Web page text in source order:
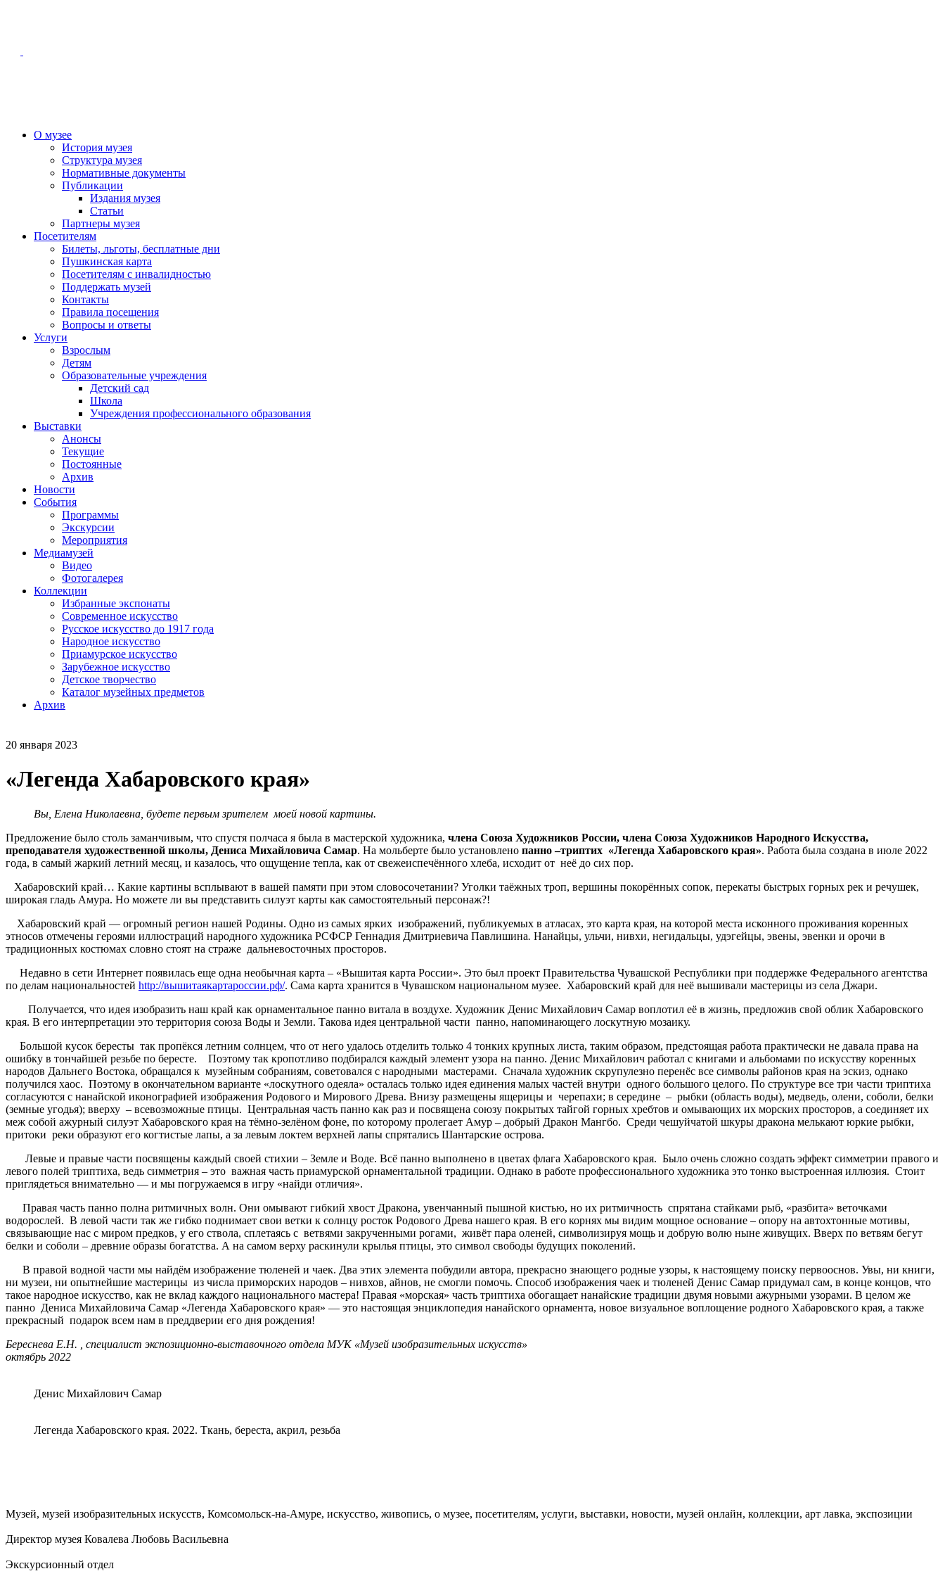
О музее
История музея
Структура музея
Нормативные документы
Публикации
Издания музея
Статьи
Партнеры музея
Посетителям
Билеты, льготы, бесплатные дни
Пушкинская карта
Посетителям с инвалидностью
Поддержать музей
Контакты
Правила посещения
Вопросы и ответы
Услуги
Взрослым
Детям
Образовательные учреждения
Детский сад
Школа
Учреждения профессионального образования
Выставки
Анонсы
Текущие
Постоянные
Архив
Новости
События
Программы
Экскурсии
Мероприятия
Медиамузей
Видео
Фотогалерея
Коллекции
Избранные экспонаты
Современное искусство
Русское искусство до 1917 года
Народное искусство
Приамурское искусство
Зарубежное искусство
Детское творчество
Каталог музейных предметов
Архив
20 января 2023
«Легенда Хабаровского края»
Вы, Елена Николаевна, будете первым зрителем моей новой картины.
Предложение было столь заманчивым, что спустя полчаса я была в мастерской художника, члена Союза Художников России, члена Союза Художников Народного Искусства,
преподавателя художественной школы, Дениса Михайловича Самар. На мольберте было установлено панно –триптих «Легенда Хабаровского края». Работа была создана в июле 2022
года, в самый жаркий летний месяц, и казалось, что ощущение тепла, как от свежеиспечённого хлеба, исходит от неё до сих пор.
Хабаровский край… Какие картины всплывают в вашей памяти при этом словосочетании? Уголки таёжных троп, вершины покорённых сопок, перекаты быстрых горных рек и речушек,
широкая гладь Амура. Но можете ли вы представить силуэт карты как самостоятельный персонаж?!
Хабаровский край — огромный регион нашей Родины. Одно из самых ярких изображений, публикуемых в атласах, это карта края, на которой места исконного проживания коренных
этносов отмечены героями иллюстраций народного художника РСФСР Геннадия Дмитриевича Павлишина. Нанайцы, ульчи, нивхи, негидальцы, удэгейцы, эвены, эвенки и орочи в
традиционных костюмах словно стоят на страже дальневосточных просторов.
Недавно в сети Интернет появилась еще одна необычная карта – «Вышитая карта России». Это был проект Правительства Чувашской Республики при поддержке Федерального агентства
по делам национальностей http://вышитаякартароссии.рф/. Сама карта хранится в Чувашском национальном музее. Хабаровский край для неё вышивали мастерицы из села Джари.
Получается, что идея изобразить наш край как орнаментальное панно витала в воздухе. Художник Денис Михайлович Самар воплотил её в жизнь, предложив свой облик Хабаровского
края. В его интерпретации это территория союза Воды и Земли. Такова идея центральной части панно, напоминающего лоскутную мозаику.
Большой кусок бересты так пропёкся летним солнцем, что от него удалось отделить только 4 тонких крупных листа, таким образом, предстоящая работа практически не давала права на
ошибку в тончайшей резьбе по бересте. Поэтому так кропотливо подбирался каждый элемент узора на панно. Денис Михайлович работал с книгами и альбомами по искусству коренных
народов Дальнего Востока, обращался к музейным собраниям, советовался с народными мастерами. Сначала художник скрупулезно перенёс все символы районов края на эскиз, однако
получился хаос. Поэтому в окончательном варианте «лоскутного одеяла» осталась только идея единения малых частей внутри одного большого целого. По структуре все три части триптиха
согласуются с нанайской иконографией изображения Родового и Мирового Древа. Внизу размещены ящерицы и черепахи; в середине – рыбки (область воды), медведь, олени, соболи, белки
(земные угодья); вверху – всевозможные птицы. Центральная часть панно как раз и посвящена союзу покрытых тайгой горных хребтов и омывающих их морских просторов, а соединяет их
меж собой ажурный силуэт Хабаровского края на тёмно-зелёном фоне, по которому пролегает Амур – добрый Дракон Мангбо. Среди чешуйчатой шкуры дракона мелькают юркие рыбки,
притоки реки образуют его когтистые лапы, а за левым локтем верхней лапы спрятались Шантарские острова.
Левые и правые части посвящены каждый своей стихии – Земле и Воде. Всё панно выполнено в цветах флага Хабаровского края. Было очень сложно создать эффект симметрии правого и
левого полей триптиха, ведь симметрия – это важная часть приамурской орнаментальной традиции. Однако в работе профессионального художника это тонко выстроенная иллюзия. Стоит
приглядеться внимательно — и мы погружаемся в игру «найди отличия».
Правая часть панно полна ритмичных волн. Они омывают гибкий хвост Дракона, увенчанный пышной кистью, но их ритмичность спрятана стайками рыб, «разбита» веточками
водорослей. В левой части так же гибко поднимает свои ветки к солнцу росток Родового Древа нашего края. В его корнях мы видим мощное основание – опору на автохтонные мотивы,
связывающие нас с миром предков, у его ствола, сплетаясь с ветвями закрученными рогами, живёт пара оленей, символизируя мощь и добрую волю ныне живущих. Вверх по ветвям бегут
белки и соболи – древние образы богатства. А на самом верху раскинули крылья птицы, это символ свободы будущих поколений.
В правой водной части мы найдём изображение тюленей и чаек. Два этих элемента побудили автора, прекрасно знающего родные узоры, к настоящему поиску первооснов. Увы, ни книги,
ни музеи, ни опытнейшие мастерицы из числа приморских народов – нивхов, айнов, не смогли помочь. Способ изображения чаек и тюленей Денис Самар придумал сам, в конце концов, что
такое народное искусство, как не вклад каждого национального мастера! Правая «морская» часть триптиха обогащает нанайские традиции двумя новыми ажурными узорами. В целом же
панно Дениса Михайловича Самар «Легенда Хабаровского края» — это настоящая энциклопедия нанайского орнамента, новое визуальное воплощение родного Хабаровского края, а также
прекрасный подарок всем нам в преддверии его дня рождения!
Береснева Е.Н. , специалист экспозиционно-выставочного отдела МУК «Музей изобразительных искусств»
октябрь 2022
Денис Михайлович Самар
Легенда Хабаровского края. 2022. Ткань, береста, акрил, резьба
Музей, музей изобразительных искусств, Комсомольск-на-Амуре, искусство, живопись, о музее, посетителям, услуги, выставки, новости, музей онлайн, коллекции, арт лавка, экспозиции
Директор музея Ковалева Любовь Васильевна
Экскурсионный отдел